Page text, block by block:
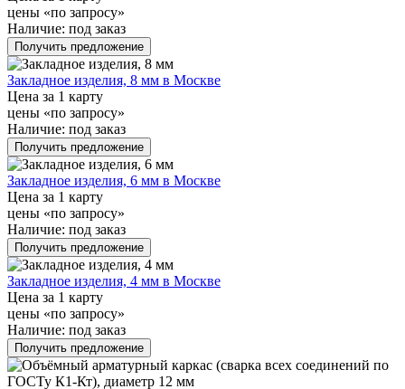
цены «по запросу»
Наличие: под заказ
Получить предложение
Закладное изделия, 8 мм в Москве
Цена за 1 карту
цены «по запросу»
Наличие: под заказ
Получить предложение
Закладное изделия, 6 мм в Москве
Цена за 1 карту
цены «по запросу»
Наличие: под заказ
Получить предложение
Закладное изделия, 4 мм в Москве
Цена за 1 карту
цены «по запросу»
Наличие: под заказ
Получить предложение